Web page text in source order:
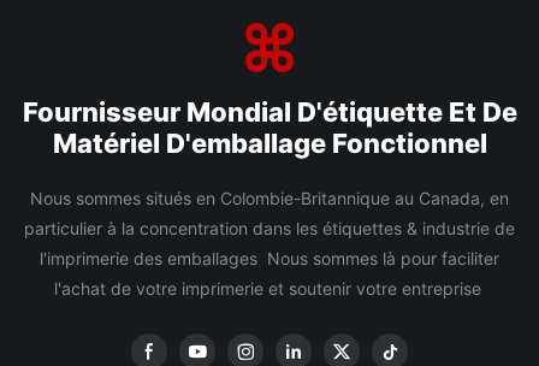
Fournisseur Mondial D'étiquette Et De
Matériel D'emballage Fonctionnel
Nous sommes situés en Colombie-Britannique au Canada, en
particulier à la concentration dans les étiquettes & industrie de
l'imprimerie des emballages Nous sommes là pour faciliter
l'achat de votre imprimerie et soutenir votre entreprise